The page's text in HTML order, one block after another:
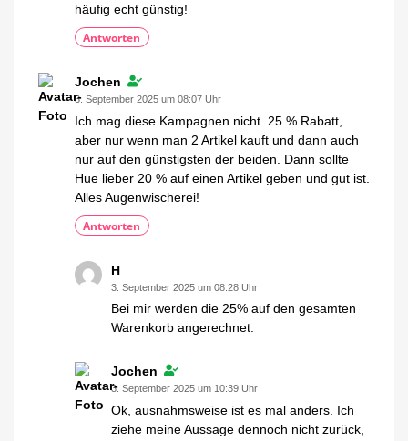
häufig echt günstig!
Antworten
Jochen
3. September 2025 um 08:07 Uhr
Ich mag diese Kampagnen nicht. 25 % Rabatt,
aber nur wenn man 2 Artikel kauft und dann auch
nur auf den günstigsten der beiden. Dann sollte
Hue lieber 20 % auf einen Artikel geben und gut ist.
Alles Augenwischerei!
Antworten
H
3. September 2025 um 08:28 Uhr
Bei mir werden die 25% auf den gesamten
Warenkorb angerechnet.
Jochen
3. September 2025 um 10:39 Uhr
Ok, ausnahmsweise ist es mal anders. Ich
ziehe meine Aussage dennoch nicht zurück,